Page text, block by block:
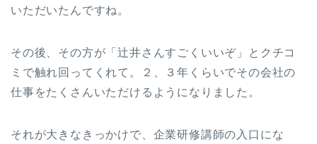
いただいたんですね。
その後、その方が「辻井さんすごくいいぞ」とクチコ
ミで触れ回ってくれて。２、３年くらいでその会社の
仕事をたくさんいただけるようになりました。
それが大きなきっかけで、企業研修講師の入口にな